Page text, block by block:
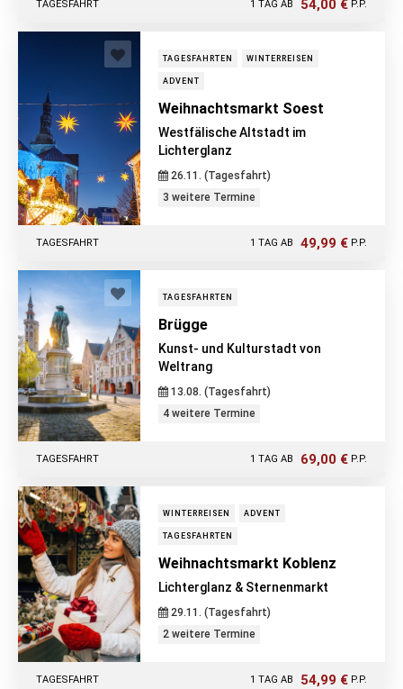
1 TAG AB 54,00 € P.P.
TAGESFAHRT
TAGESFAHRTEN WINTERREISEN
ADVENT
Weihnachtsmarkt Soest
Westfälische Altstadt im
Lichterglanz
26.11. (Tagesfahrt)
3 weitere Termine
1 TAG AB 49,99 € P.P.
TAGESFAHRT
TAGESFAHRTEN
Brügge
Kunst- und Kulturstadt von
Weltrang
13.08. (Tagesfahrt)
4 weitere Termine
1 TAG AB 69,00 € P.P.
TAGESFAHRT
WINTERREISEN ADVENT
TAGESFAHRTEN
Weihnachtsmarkt Koblenz
Lichterglanz & Sternenmarkt
29.11. (Tagesfahrt)
2 weitere Termine
1 TAG AB 54,99 € P.P.
TAGESFAHRT